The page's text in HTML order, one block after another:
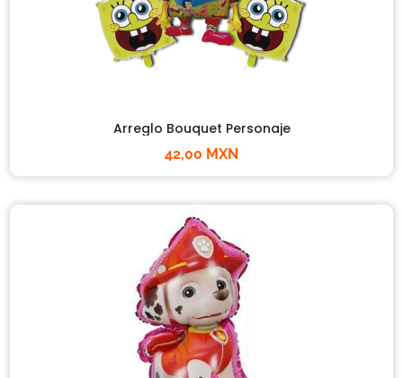
Arreglo Bouquet Personaje
42,00 MXN